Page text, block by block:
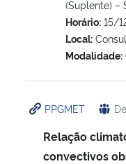
(Suplente) –
Horário: 15/
Local:
Modalidade:
PPGMET
Relação
convectivos